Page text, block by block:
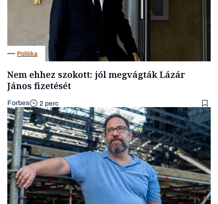
Politika
Nem ehhez szokott: jól megvágták Lázár
János fizetését
Forbes 2 perc